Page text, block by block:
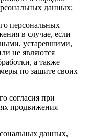
данных;
персональных
в случае, если
устаревшими,
не являются
а также
по защите своих
согласия при
продвижения
данных,